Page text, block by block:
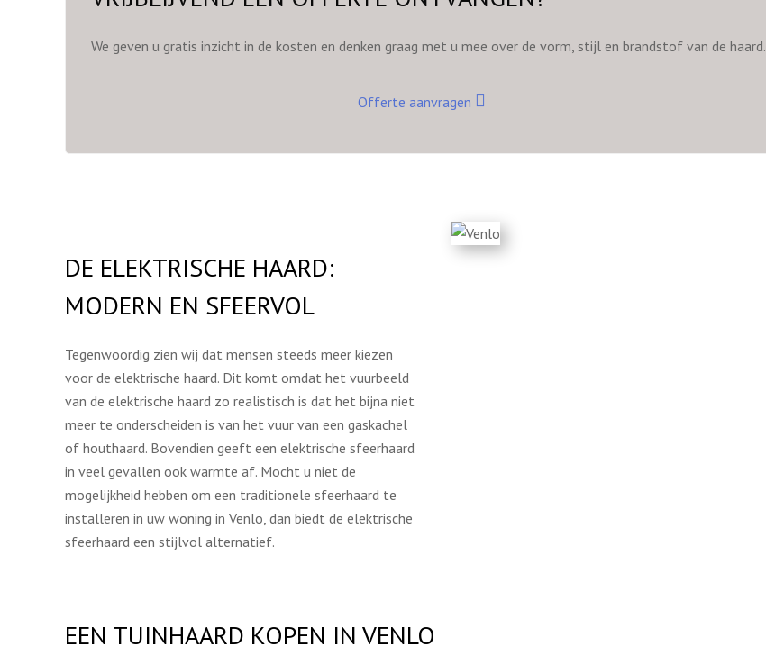
We geven u gratis inzicht in de kosten en denken graag met u mee over de vorm, stijl en brandstof van de haard.
Offerte aanvragen
DE ELEKTRISCHE HAARD:
MODERN EN SFEERVOL
Tegenwoordig zien wij dat mensen steeds meer kiezen
voor de elektrische haard. Dit komt omdat het vuurbeeld
van de elektrische haard zo realistisch is dat het bijna niet
meer te onderscheiden is van het vuur van een gaskachel
of houthaard. Bovendien geeft een elektrische sfeerhaard
in veel gevallen ook warmte af. Mocht u niet de
mogelijkheid hebben om een traditionele sfeerhaard te
installeren in uw woning in Venlo, dan biedt de elektrische
sfeerhaard een stijlvol alternatief.
EEN TUINHAARD KOPEN IN VENLO